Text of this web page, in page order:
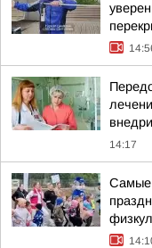
14:17
Самые